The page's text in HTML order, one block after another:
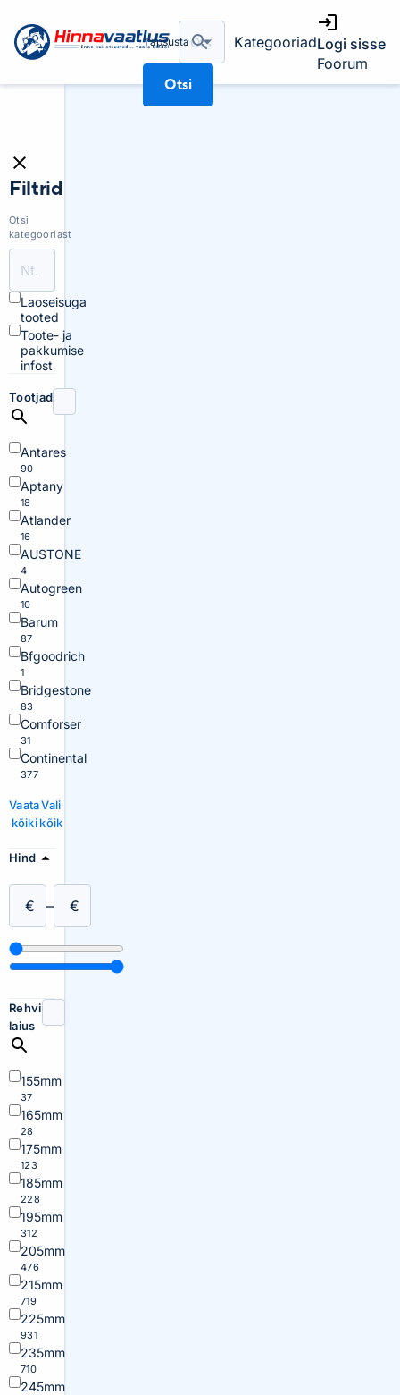
Täpsusta
Otsi
KategooriadLogi sisse
Foorum
Filtrid
Otsi
kategooriast
Laoseisuga
tooted
Toote- ja
pakkumise
infost
Tootjad
Antares
90
Aptany
18
Atlander
16
AUSTONE
4
Autogreen
10
Barum
87
Bfgoodrich
1
Bridgestone
83
Comforser
31
Continental
377
Vaata
kõiki
Vali
kõik
Hind
€ – €
Rehvi
laius
155mm
37
165mm
28
175mm
123
185mm
228
195mm
312
205mm
476
215mm
719
225mm
931
235mm
710
245mm